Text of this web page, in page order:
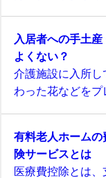
入居者への手土
よくない？
介護施設に入所し
わった花などをプ
有料老人ホーム
険サービスとは
医療費控除とは